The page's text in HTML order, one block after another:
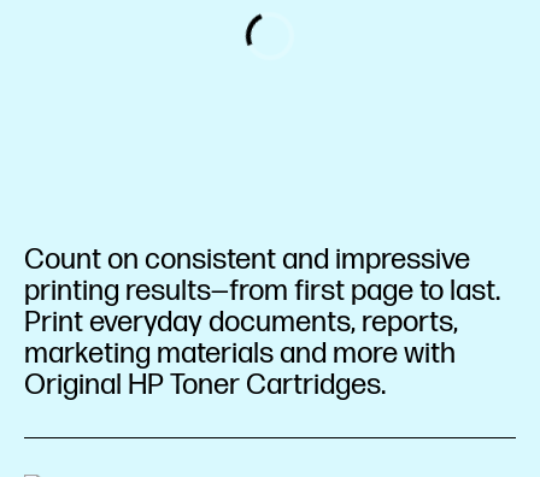
Count on consistent and impressive
printing results—from first page to last.
Print everyday documents, reports,
marketing materials and more with
Original HP Toner Cartridges.